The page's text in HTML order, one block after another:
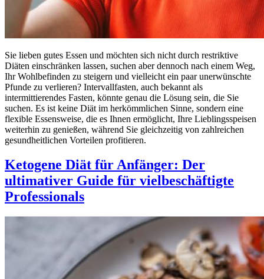
Sie lieben gutes Essen und möchten sich nicht durch restriktive
Diäten einschränken lassen, suchen aber dennoch nach einem Weg,
Ihr Wohlbefinden zu steigern und vielleicht ein paar unerwünschte
Pfunde zu verlieren? Intervallfasten, auch bekannt als
intermittierendes Fasten, könnte genau die Lösung sein, die Sie
suchen. Es ist keine Diät im herkömmlichen Sinne, sondern eine
flexible Essensweise, die es Ihnen ermöglicht, Ihre Lieblingsspeisen
weiterhin zu genießen, während Sie gleichzeitig von zahlreichen
gesundheitlichen Vorteilen profitieren.
Ketogene Diät für Anfänger: Der
ultimativer Guide für vielbeschäftigte
Professionals